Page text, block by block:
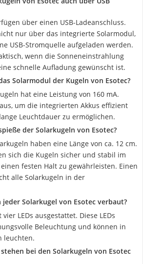
über einen USB-Ladeanschluss.
nur über das integrierte Solarmodul,
USB-Stromquelle aufgeladen werden.
wenn die Sonneneinstrahlung
schnelle Aufladung gewünscht ist.
Solarmodul der Kugeln von Esotec?
hat eine Leistung von 160 mA.
um die integrierten Akkus effizient
Leuchtdauer zu ermöglichen.
der Solarkugeln von Esotec?
haben eine Länge von ca. 12 cm.
sich die Kugeln sicher und stabil im
festen Halt zu gewährleisten. Einen
alle Solarkugeln in der
jeder Solarkugel von Esotec verbaut?
LEDs ausgestattet. Diese LEDs
Beleuchtung und können in
leuchten.
bei den Solarkugeln von Esotec